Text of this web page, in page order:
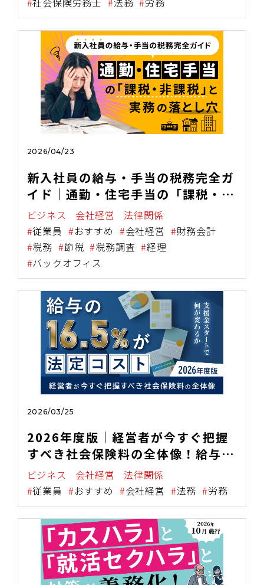
2026/04/23
新入社員の給与・手当の税務完全ガ
イド｜通勤・住宅手当の「課税・非
課税」と実務の落とし穴
ビジネス 会社経営
法律関係
従業員
おすすめ 会社経営
財務会計
税務
節税 税務調査
経理
バックオフィス
2026/03/25
2026年度版｜経営者が今すぐ把握
すべき社会保険料の全体像！給与の
16.5%が法定コスト、支援金ス
タートで何が変わるか
ビジネス 会社経営
法律関係
従業員
おすすめ 会社経営 法務 労務